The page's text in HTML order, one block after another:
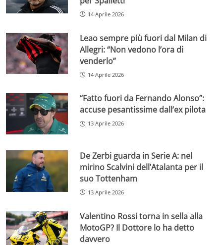
14 Aprile 2026
Leao sempre più fuori dal Milan di
Allegri: “Non vedono l’ora di
venderlo”
14 Aprile 2026
“Fatto fuori da Fernando Alonso”:
accuse pesantissime dall’ex pilota
13 Aprile 2026
De Zerbi guarda in Serie A: nel
mirino Scalvini dell’Atalanta per il
suo Tottenham
13 Aprile 2026
Valentino Rossi torna in sella alla
MotoGP? Il Dottore lo ha detto
davvero